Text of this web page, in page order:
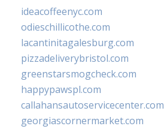
ideacoffeenyc.com
odieschillicothe.com
lacantinitagalesburg.com
pizzadeliverybristol.com
greenstarsmogcheck.com
happypawspl.com
callahansautoservicecenter.com
georgiascornermarket.com